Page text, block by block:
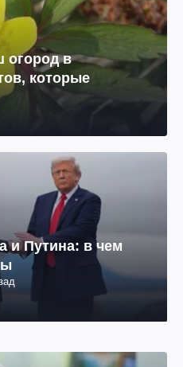
огород в
которые
и Путина: в чем